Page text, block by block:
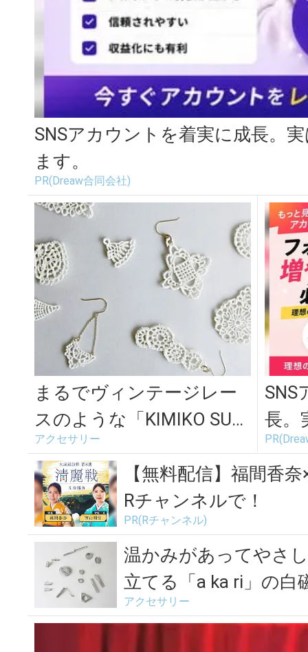
SNSアカウントを着実に成長。
ます。
PR(Dreaw合同会社)
まるでヴィンテージレー
スのような「KIMIKO SUZ
UKI」の白磁アクセサリー
アクセサリー
SNS
長。
てま
【無料配信】福間香
Rチャンネルで！
PR(Rチャンネル)
温かみがあってやさ
立てる「a ka ri」の白
アクセサリー